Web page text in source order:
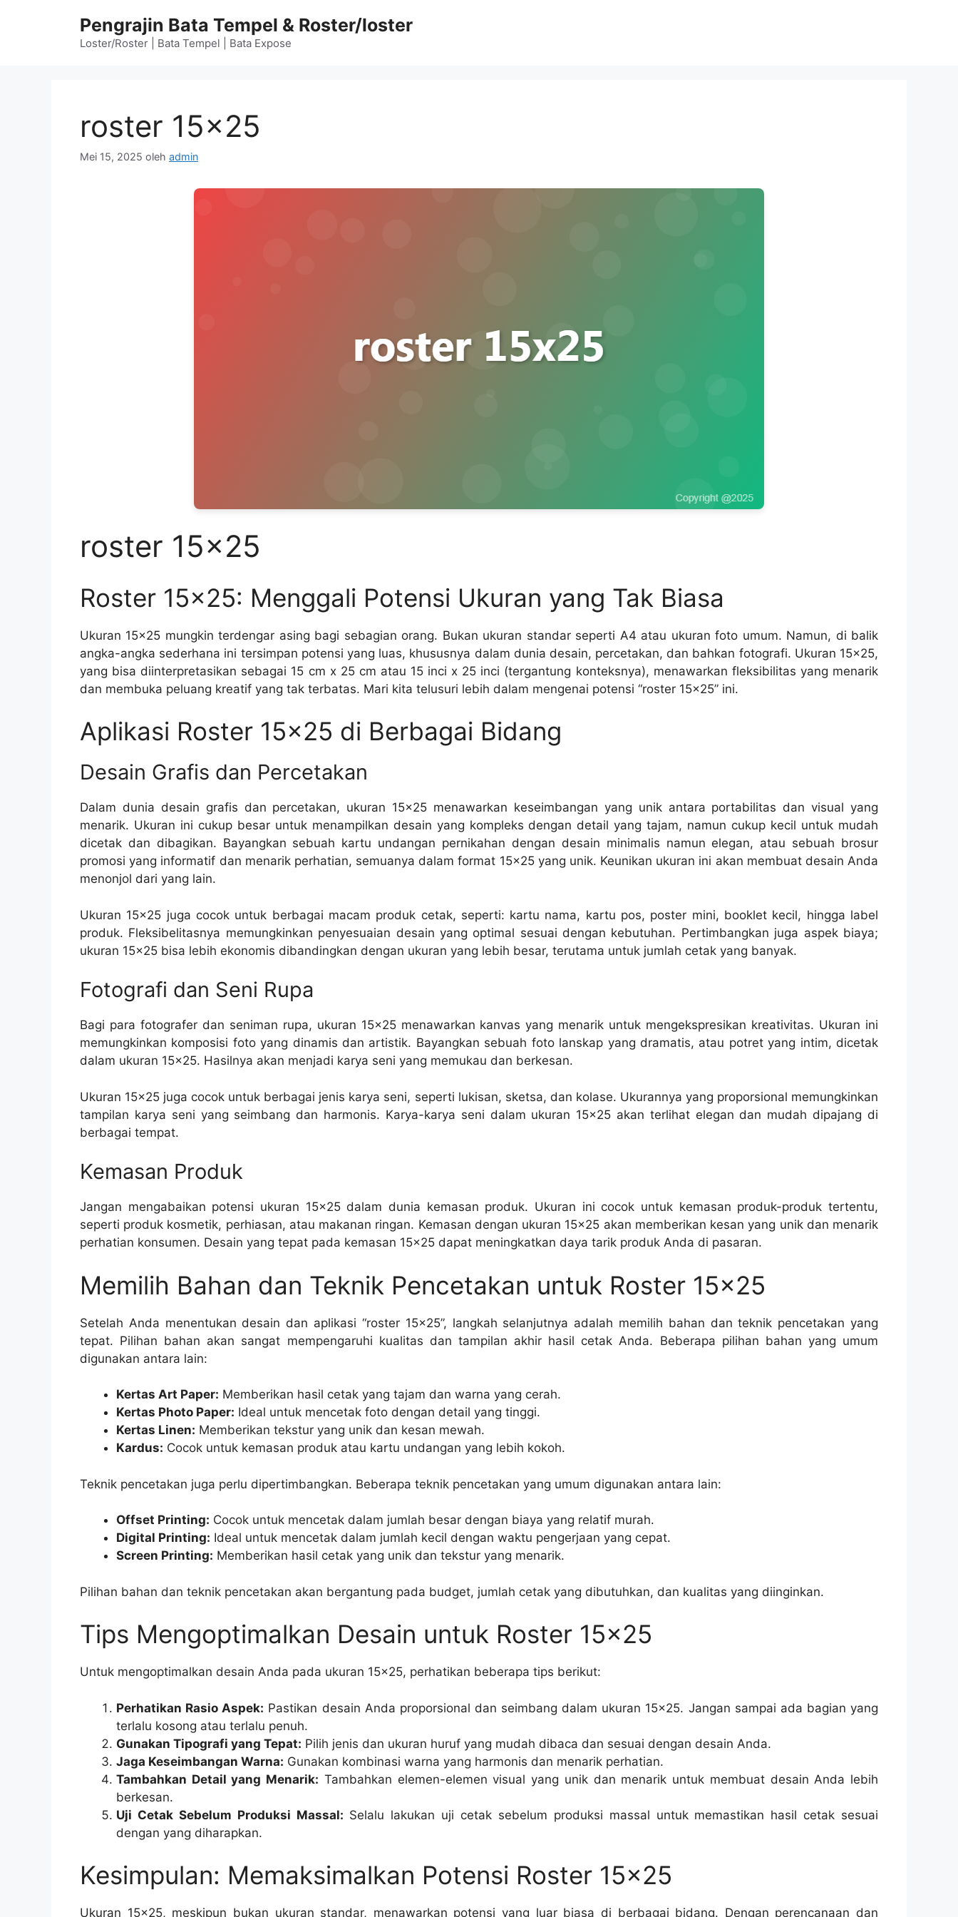
Pengrajin Bata Tempel & Roster/loster
Loster/Roster | Bata Tempel | Bata Expose
roster 15×25
Mei 15, 2025 oleh admin
roster 15×25
Roster 15×25: Menggali Potensi Ukuran yang Tak Biasa
Ukuran 15×25 mungkin terdengar asing bagi sebagian orang. Bukan ukuran standar seperti A4 atau ukuran foto umum. Namun, di balik
angka-angka sederhana ini tersimpan potensi yang luas, khususnya dalam dunia desain, percetakan, dan bahkan fotografi. Ukuran 15×25,
yang bisa diinterpretasikan sebagai 15 cm x 25 cm atau 15 inci x 25 inci (tergantung konteksnya), menawarkan fleksibilitas yang menarik
dan membuka peluang kreatif yang tak terbatas. Mari kita telusuri lebih dalam mengenai potensi “roster 15×25” ini.
Aplikasi Roster 15×25 di Berbagai Bidang
Desain Grafis dan Percetakan
Dalam dunia desain grafis dan percetakan, ukuran 15×25 menawarkan keseimbangan yang unik antara portabilitas dan visual yang
menarik. Ukuran ini cukup besar untuk menampilkan desain yang kompleks dengan detail yang tajam, namun cukup kecil untuk mudah
dicetak dan dibagikan. Bayangkan sebuah kartu undangan pernikahan dengan desain minimalis namun elegan, atau sebuah brosur
promosi yang informatif dan menarik perhatian, semuanya dalam format 15×25 yang unik. Keunikan ukuran ini akan membuat desain Anda
menonjol dari yang lain.
Ukuran 15×25 juga cocok untuk berbagai macam produk cetak, seperti: kartu nama, kartu pos, poster mini, booklet kecil, hingga label
produk. Fleksibelitasnya memungkinkan penyesuaian desain yang optimal sesuai dengan kebutuhan. Pertimbangkan juga aspek biaya;
ukuran 15×25 bisa lebih ekonomis dibandingkan dengan ukuran yang lebih besar, terutama untuk jumlah cetak yang banyak.
Fotografi dan Seni Rupa
Bagi para fotografer dan seniman rupa, ukuran 15×25 menawarkan kanvas yang menarik untuk mengekspresikan kreativitas. Ukuran ini
memungkinkan komposisi foto yang dinamis dan artistik. Bayangkan sebuah foto lanskap yang dramatis, atau potret yang intim, dicetak
dalam ukuran 15×25. Hasilnya akan menjadi karya seni yang memukau dan berkesan.
Ukuran 15×25 juga cocok untuk berbagai jenis karya seni, seperti lukisan, sketsa, dan kolase. Ukurannya yang proporsional memungkinkan
tampilan karya seni yang seimbang dan harmonis. Karya-karya seni dalam ukuran 15×25 akan terlihat elegan dan mudah dipajang di
berbagai tempat.
Kemasan Produk
Jangan mengabaikan potensi ukuran 15×25 dalam dunia kemasan produk. Ukuran ini cocok untuk kemasan produk-produk tertentu,
seperti produk kosmetik, perhiasan, atau makanan ringan. Kemasan dengan ukuran 15×25 akan memberikan kesan yang unik dan menarik
perhatian konsumen. Desain yang tepat pada kemasan 15×25 dapat meningkatkan daya tarik produk Anda di pasaran.
Memilih Bahan dan Teknik Pencetakan untuk Roster 15×25
Setelah Anda menentukan desain dan aplikasi “roster 15×25”, langkah selanjutnya adalah memilih bahan dan teknik pencetakan yang
tepat. Pilihan bahan akan sangat mempengaruhi kualitas dan tampilan akhir hasil cetak Anda. Beberapa pilihan bahan yang umum
digunakan antara lain:
Kertas Art Paper: Memberikan hasil cetak yang tajam dan warna yang cerah.
Kertas Photo Paper: Ideal untuk mencetak foto dengan detail yang tinggi.
Kertas Linen: Memberikan tekstur yang unik dan kesan mewah.
Kardus: Cocok untuk kemasan produk atau kartu undangan yang lebih kokoh.
Teknik pencetakan juga perlu dipertimbangkan. Beberapa teknik pencetakan yang umum digunakan antara lain:
Offset Printing: Cocok untuk mencetak dalam jumlah besar dengan biaya yang relatif murah.
Digital Printing: Ideal untuk mencetak dalam jumlah kecil dengan waktu pengerjaan yang cepat.
Screen Printing: Memberikan hasil cetak yang unik dan tekstur yang menarik.
Pilihan bahan dan teknik pencetakan akan bergantung pada budget, jumlah cetak yang dibutuhkan, dan kualitas yang diinginkan.
Tips Mengoptimalkan Desain untuk Roster 15×25
Untuk mengoptimalkan desain Anda pada ukuran 15×25, perhatikan beberapa tips berikut:
Perhatikan Rasio Aspek: Pastikan desain Anda proporsional dan seimbang dalam ukuran 15×25. Jangan sampai ada bagian yang
terlalu kosong atau terlalu penuh.
Gunakan Tipografi yang Tepat: Pilih jenis dan ukuran huruf yang mudah dibaca dan sesuai dengan desain Anda.
Jaga Keseimbangan Warna: Gunakan kombinasi warna yang harmonis dan menarik perhatian.
Tambahkan Detail yang Menarik: Tambahkan elemen-elemen visual yang unik dan menarik untuk membuat desain Anda lebih
berkesan.
Uji Cetak Sebelum Produksi Massal: Selalu lakukan uji cetak sebelum produksi massal untuk memastikan hasil cetak sesuai
dengan yang diharapkan.
Kesimpulan: Memaksimalkan Potensi Roster 15×25
Ukuran 15×25, meskipun bukan ukuran standar, menawarkan potensi yang luar biasa di berbagai bidang. Dengan perencanaan dan